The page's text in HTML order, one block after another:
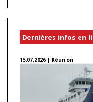
Dernières infos en
15.07.2026 | Réunion